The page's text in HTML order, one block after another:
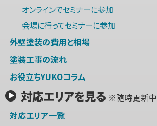
オンラインでセミナーに参加
会場に行ってセミナーに参加
外壁塗装の費用と相場
塗装工事の流れ
お役立ちYUKOコラム
対応エリアを見る ※随時更新中
対応エリア一覧